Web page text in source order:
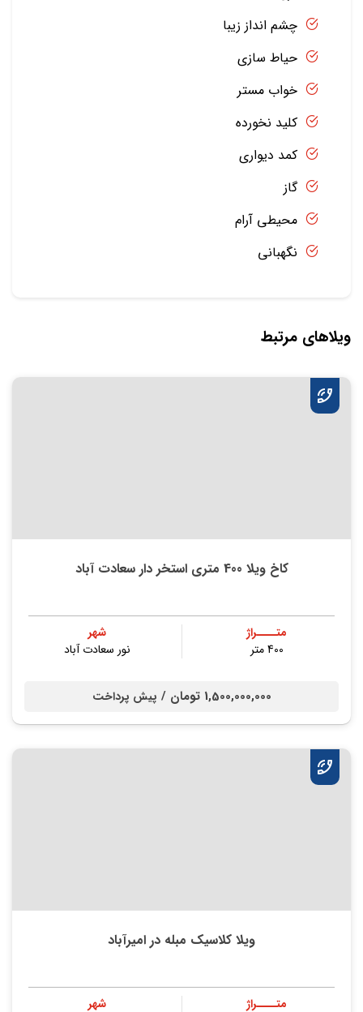
چشم انداز زیبا
حیاط سازی
خواب مستر
کلید نخورده
کمد دیواری
گاز
محیطی آرام
نگهبانی
ویلاهای مرتبط
کاخ ویلا 400 متری استخر دار سعادت آباد
متــــراژ
400 متر
شهر
نور سعادت آباد
1,500,000,000 تومان / پیش پرداخت
ویلا کلاسیک مبله در امیرآباد
متــــراژ
شهر